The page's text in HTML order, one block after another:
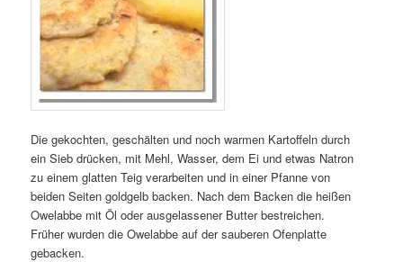
Die gekochten, geschälten und noch warmen Kartoffeln durch
ein Sieb drücken, mit Mehl, Wasser, dem Ei und etwas Natron
zu einem glatten Teig verarbeiten und in einer Pfanne von
beiden Seiten goldgelb backen. Nach dem Backen die heißen
Owelabbe mit Öl oder ausgelassener Butter bestreichen.
Früher wurden die Owelabbe auf der sauberen Ofenplatte
gebacken.